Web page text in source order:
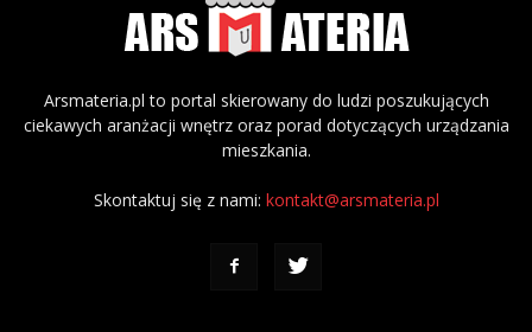
Arsmateria.pl to portal skierowany do ludzi poszukujących
ciekawych aranżacji wnętrz oraz porad dotyczących urządzania
mieszkania.
Skontaktuj się z nami: kontakt@arsmateria.pl